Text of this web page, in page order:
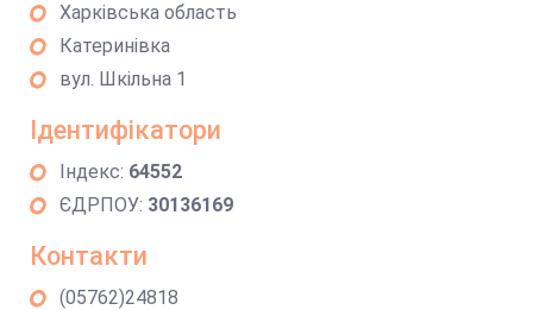
Харківська область
Катеринівка
вул. Шкільна 1
Ідентифікатори
Індекс: 64552
ЄДРПОУ: 30136169
Контакти
(05762)24818